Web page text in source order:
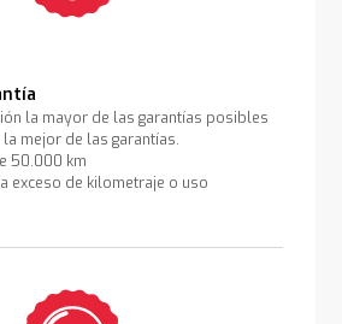
la mayor de las garantías posibles
la mejor de las garantías.
50.000 km
exceso de kilometraje o uso